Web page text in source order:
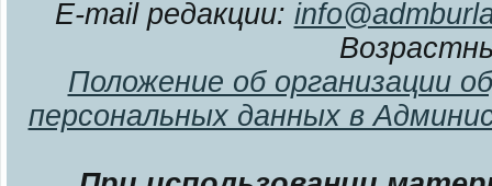
E-mail редакции:
Положение об организации
персональных данных в